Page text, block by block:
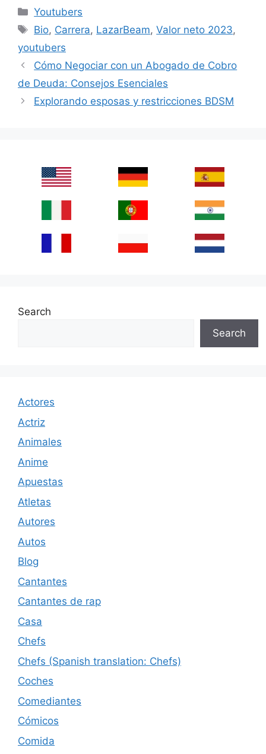
Categories
Youtubers
Tags
Bio, Carrera, LazarBeam,Valor neto 2023,
youtubers
Cómo Negociar con un Abogado de Cobro
de Deuda: Consejos Esenciales
Explorando esposas y restricciones BDSM
Search
Search
Actores
Actriz
Animales
Anime
Apuestas
Atletas
Autores
Autos
Blog
Cantantes
Cantantes de rap
Casa
Chefs
Chefs (Spanish translation: Chefs)
Coches
Comediantes
Cómicos
Comida